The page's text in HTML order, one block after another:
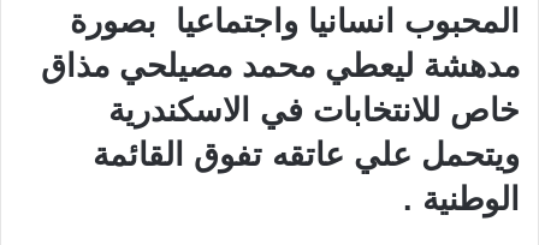
المحبوب انسانيا واجتماعيا بصورة
مدهشة ليعطي محمد مصيلحي مذاق
خاص للانتخابات في الاسكندرية
ويتحمل علي عاتقه تفوق القائمة
الوطنية .